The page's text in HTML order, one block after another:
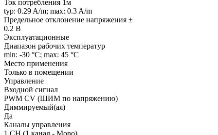
Ток потребления 1м
typ: 0.29 A/m; max: 0.3 A/m
Предельное отклонение напряжения ±
0.2 В
Эксплуатационные
Диапазон рабочих температур
min: -30 °C; max: 45 °C
Место применения
Только в помещении
Управление
Входной сигнал
PWM СV (ШИМ по напряжению)
Диммируемый(ая)
Да
Каналы управления
1 CH (1 канал - Mono)